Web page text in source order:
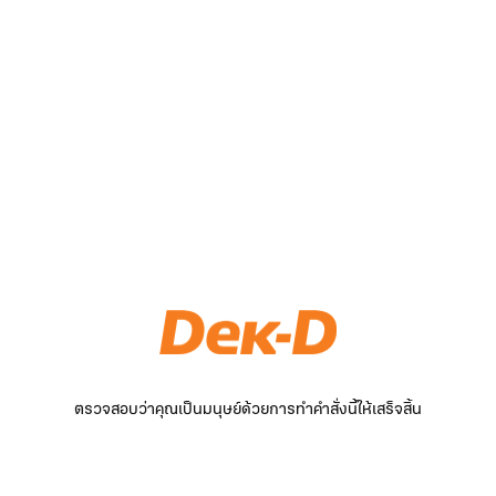
ตรวจสอบว่าคุณเป็นมนุษย์ด้วยการทำคำสั่งนี้ให้เสร็จสิ้น